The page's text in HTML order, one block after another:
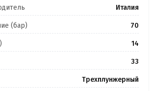
Италия
(бар) 70
14
33
Трехплунжерный